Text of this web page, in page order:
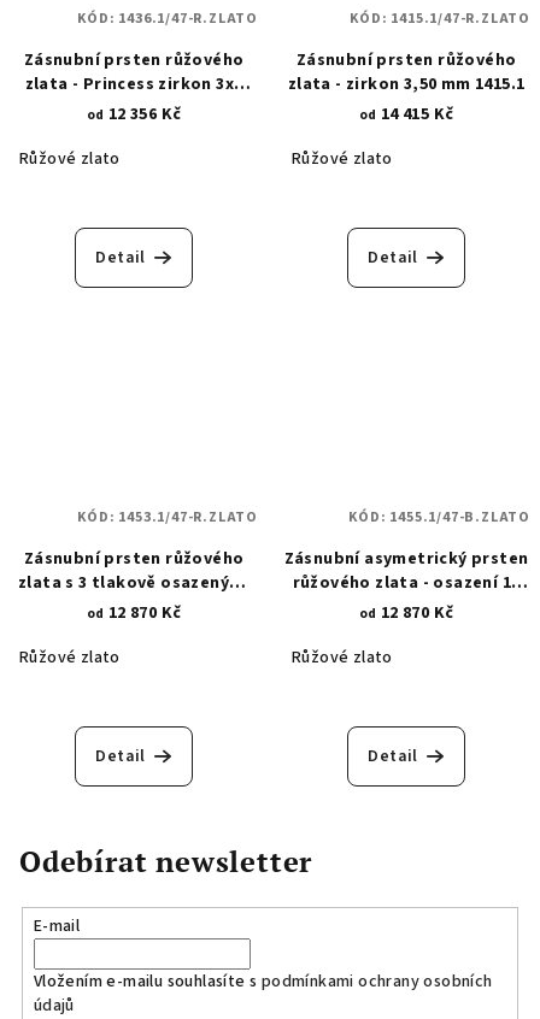
Zásnubní prsten růžového
zlata - Princess zirkon 3x3
mm 1436.1
od 12 356 Kč
Růžové zlato
Detail
KÓD: 1436.1/47-R.ZLATO
Zásnubní prsten růžového
zlata - zirkon 3,50 mm 1415.1
od 14 415 Kč
Růžové zlato
Detail
KÓD: 1415.1/47-R.ZLATO
Zásnubní prsten růžového
zlata s 3 tlakově osazenými
kulatými zirkony 1453.1
od 12 870 Kč
Růžové zlato
Detail
KÓD: 1453.1/47-R.ZLATO
Zásnubní asymetrický prsten
růžového zlata - osazení 17
kulatými zirkony 1455.1
od 12 870 Kč
Růžové zlato
Detail
KÓD: 1455.1/47-B.ZLATO
Odebírat newsletter
E-mail
Vložením e-mailu souhlasíte s podmínkami ochrany osobních
údajů